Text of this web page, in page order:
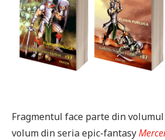
Fragmentul face parte din volumul
volum din seria epic-fantasy